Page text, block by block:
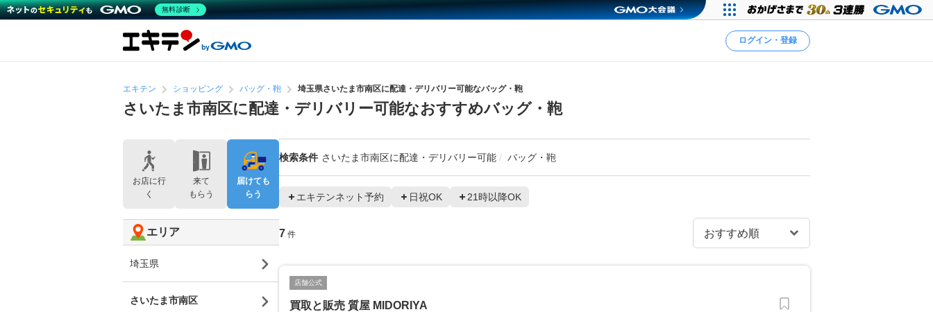
ログイン・登録
エキテン ショッピング バッグ・鞄 埼玉県さいたま市南区に配達・デリバリー可能なバッグ・鞄
さいたま市南区に配達・デリバリー可能なおすすめバッグ・鞄
検索条件 さいたま市南区に配達・デリバリー可能 バッグ・鞄
エキテンネット予約 日祝OK 21時以降OK
7 件
店舗公式
買取と販売 質屋 MIDORIYA
お店に行
く
来て
もらう
届けても
らう
エリア
埼玉県
さいたま市南区
無料診断